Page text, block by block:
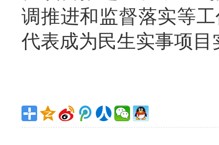
调推进和监督落实等
代表成为民生实事项